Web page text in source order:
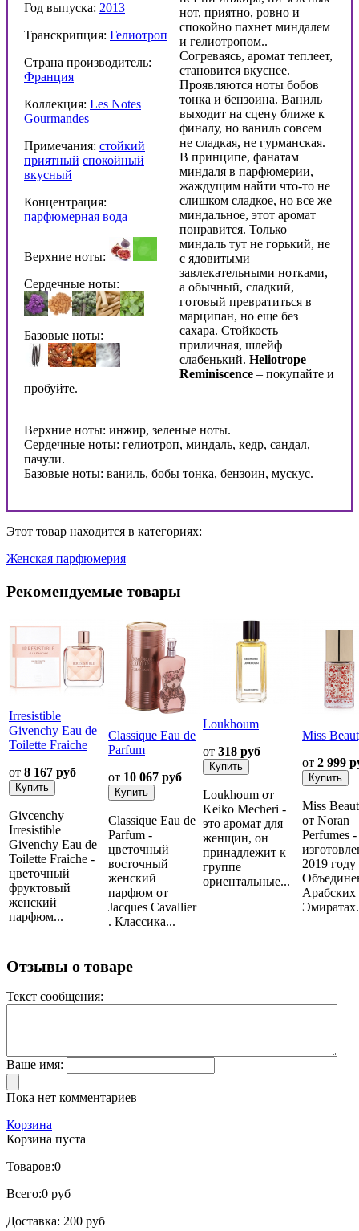
Год выпуска: 2013
Транскрипция: Гелиотроп
Страна производитель:
Франция
Коллекция: Les Notes
Gourmandes
Примечания: стойкий
приятный спокойный
вкусный
Концентрация:
парфюмерная вода
Верхние ноты:
Сердечные ноты:
Базовые ноты:
нот, приятно, ровно и
спокойно пахнет миндалем
и гелиотропом..
Согреваясь, аромат теплеет,
становится вкуснее.
Проявляются ноты бобов
тонка и бензоина. Ваниль
выходит на сцену ближе к
финалу, но ваниль совсем
не сладкая, не гурманская.
В принципе, фанатам
миндаля в парфюмерии,
жаждущим найти что-то не
слишком сладкое, но все же
миндальное, этот аромат
понравится. Только
миндаль тут не горький, не
с ядовитыми
завлекательными нотками,
а обычный, сладкий,
готовый превратиться в
марципан, но еще без
сахара. Стойкость
приличная, шлейф
слабенький. Heliotrope
Reminiscence – покупайте и
пробуйте.
Верхние ноты: инжир, зеленые ноты.
Сердечные ноты: гелиотроп, миндаль, кедр, сандал,
пачули.
Базовые ноты: ваниль, бобы тонка, бензоин, мускус.
Этот товар находится в категориях:
Женская парфюмерия
Рекомендуемые товары
Irresistible
Givenchy Eau de
Toilette Fraiche
от 8 167 руб
Givcenchy
Irresistible
Givenchy Eau de
Toilette Fraiche -
цветочный
фруктовый
женский
парфюм...
Classique Eau de
Parfum
от 10 067 руб
Classique Eau de
Parfum -
цветочный
восточный
женский
парфюм от
Jacques Cavallier
. Классика...
Loukhoum
от 318 руб
Loukhoum от
Keiko Mecheri -
это аромат для
женщин, он
принадлежит к
группе
ориентальные...
Miss
от 2 999
Miss
от Noran
Perfumes -
2019 году
Арабских
Отзывы о товаре
Текст сообщения:
Ваше имя:
Пока нет комментариев
Корзина
Корзина пуста
Товаров:0
Всего:0 руб
Доставка: 200 руб